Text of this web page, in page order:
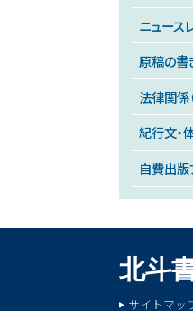
ニュース
原稿の書
法律関係
紀行文・
自費出版
北斗
サイトマッ